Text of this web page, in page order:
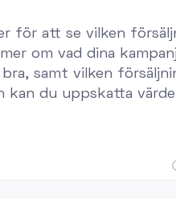
för att se vilken
om vad dina
samt vilken
du uppskatta värdet